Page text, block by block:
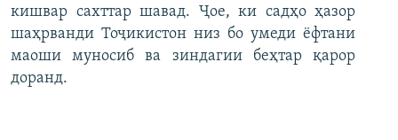
кишвар сахттар шавад. Ҷое, ки садҳо ҳазор
шаҳрванди Тоҷикистон низ бо умеди ёфтани
маоши муносиб ва зиндагии беҳтар қарор
доранд.